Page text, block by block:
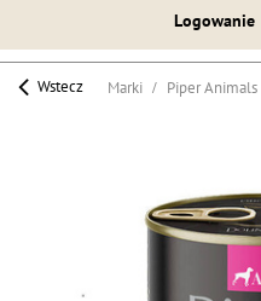
Logowanie
Wstecz Marki Piper Animals